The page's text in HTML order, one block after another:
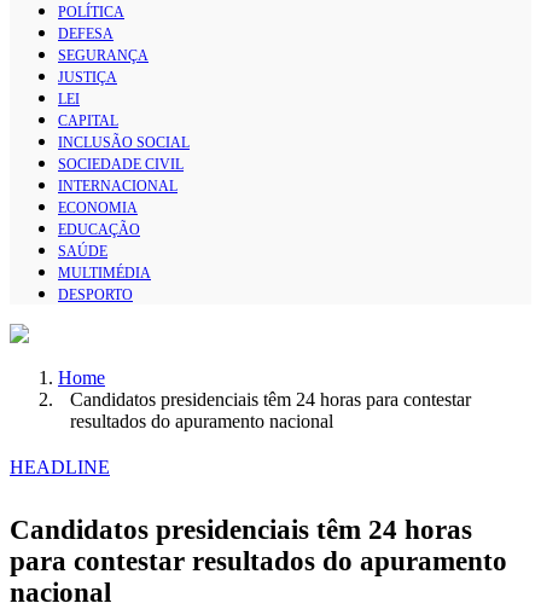
POLÍTICA
DEFESA
SEGURANÇA
JUSTIÇA
LEI
CAPITAL
INCLUSÃO SOCIAL
SOCIEDADE CIVIL
INTERNACIONAL
ECONOMIA
EDUCAÇÃO
SAÚDE
MULTIMÉDIA
DESPORTO
Home
Candidatos presidenciais têm 24 horas para contestar
resultados do apuramento nacional
HEADLINE
Candidatos presidenciais têm 24 horas
para contestar resultados do apuramento
nacional